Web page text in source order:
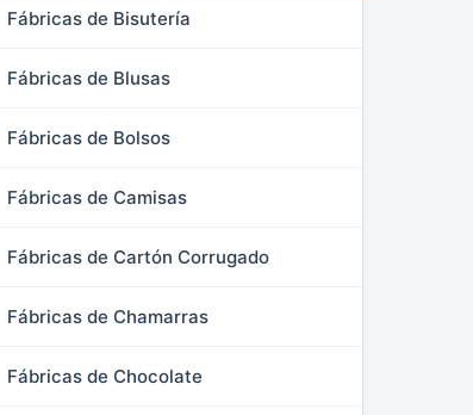
Fábricas de Bisutería
Fábricas de Blusas
Fábricas de Bolsos
Fábricas de Camisas
Fábricas de Cartón Corrugado
Fábricas de Chamarras
Fábricas de Chocolate